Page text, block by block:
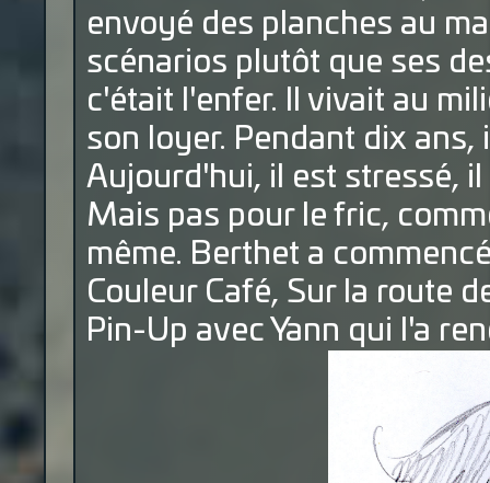
envoyé des planches au
scénarios plutôt que ses
c'était l'enfer. Il vivait au
son loyer. Pendant dix
Aujourd'hui, il est stressé,
Mais pas pour le fric,
même. Berthet a
Couleur Café, Sur la route
Pin-Up avec Yann qui l'a